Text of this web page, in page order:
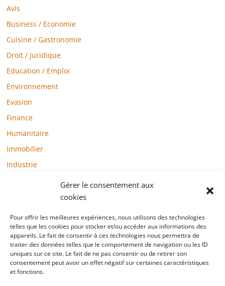
Gérer le consentement aux
cookies
Pour offrir les meilleures expériences, nous utilisons des technologies
telles que les cookies pour stocker et/ou accéder aux informations des
appareils. Le fait de consentir à ces technologies nous permettra de
traiter des données telles que le comportement de navigation ou les ID
uniques sur ce site. Le fait de ne pas consentir ou de retirer son
consentement peut avoir un effet négatif sur certaines caractéristiques
et fonctions.
Avis
Business / Economie
Cuisine / Gastronomie
Droit / Juridique
Education / Emploi
Environnement
Evasion
Finance
Humanitaire
Immobilier
Industrie
Mode / Beauté / Bien-être
Santé
Société
Sports